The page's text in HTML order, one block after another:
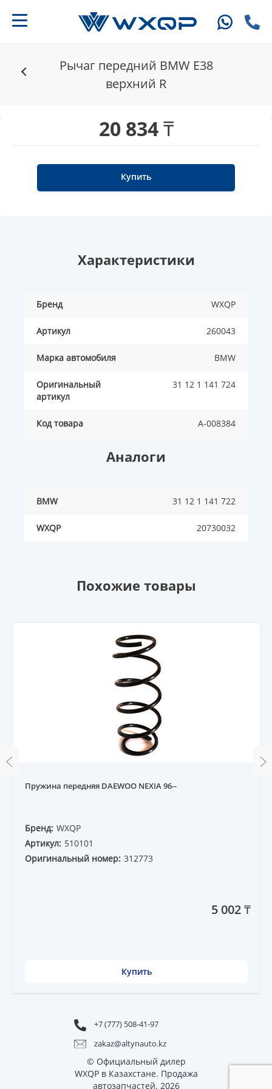
Рычаг передний BMW E38
верхний R
20 834 ₸
Купить
Характеристики
Бренд WXQP
Артикул 260043
Марка автомобиля BMW
Оригинальный
артикул
31 12 1 141 724
Код товара A-008384
Аналоги
BMW 31 12 1 141 722
WXQP 20730032
Похожие товары
Пружина передняя DAEWOO NEXIA 96--
Бренд: WXQP
Артикул: 510101
Оригинальный номер: 312773
5 002 ₸
Купить
+7 (777) 508-41-97
zakaz@altynauto.kz
© Официальный дилер
WXQP в Казахстане. Продажа
автозапчастей. 2026